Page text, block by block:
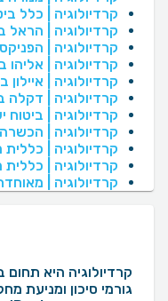
קרדיולוגיה | כלל
קרדיולוגיה | הראל
קרדיולוגיה |
קרדיולוגיה | אליהו
קרדיולוגיה | איילון
קרדיולוגיה | דקלה
קרדיולוגיה | ביטוח
קרדיולוגיה |
קרדיולוגיה |
קרדיולוגיה |
קרדיולוגיה |
קרדיולוגיה היא